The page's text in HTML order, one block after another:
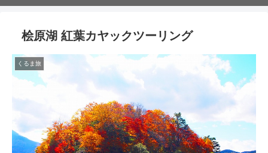
桧原湖 紅葉カヤックツーリング
くるま旅